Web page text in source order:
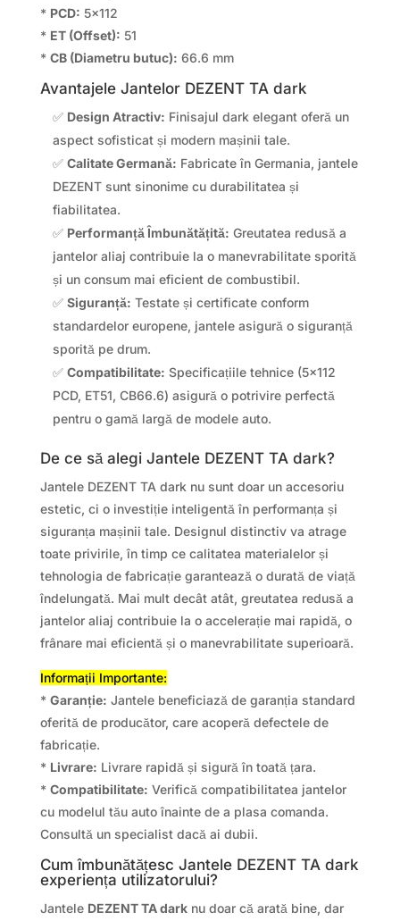
* PCD: 5×112
* ET (Offset): 51
* CB (Diametru butuc): 66.6 mm
Avantajele Jantelor DEZENT TA dark
✅ Design Atractiv: Finisajul dark elegant oferă un
aspect sofisticat și modern mașinii tale.
✅ Calitate Germană: Fabricate în Germania, jantele
DEZENT sunt sinonime cu durabilitatea și
fiabilitatea.
✅ Performanță Îmbunătățită: Greutatea redusă a
jantelor aliaj contribuie la o manevrabilitate sporită
și un consum mai eficient de combustibil.
✅ Siguranță: Testate și certificate conform
standardelor europene, jantele asigură o siguranță
sporită pe drum.
✅ Compatibilitate: Specificațiile tehnice (5×112
PCD, ET51, CB66.6) asigură o potrivire perfectă
pentru o gamă largă de modele auto.
De ce să alegi Jantele DEZENT TA dark?
Jantele DEZENT TA dark nu sunt doar un accesoriu
estetic, ci o investiție inteligentă în performanța și
siguranța mașinii tale. Designul distinctiv va atrage
toate privirile, în timp ce calitatea materialelor și
tehnologia de fabricație garantează o durată de viață
îndelungată. Mai mult decât atât, greutatea redusă a
jantelor aliaj contribuie la o accelerație mai rapidă, o
frânare mai eficientă și o manevrabilitate superioară.
Informații Importante:
* Garanție: Jantele beneficiază de garanția standard
oferită de producător, care acoperă defectele de
fabricație.
* Livrare: Livrare rapidă și sigură în toată țara.
* Compatibilitate: Verifică compatibilitatea jantelor
cu modelul tău auto înainte de a plasa comanda.
Consultă un specialist dacă ai dubii.
Cum îmbunătățesc Jantele DEZENT TA dark
experiența utilizatorului?
Jantele DEZENT TA darknu doar că arată bine, dar